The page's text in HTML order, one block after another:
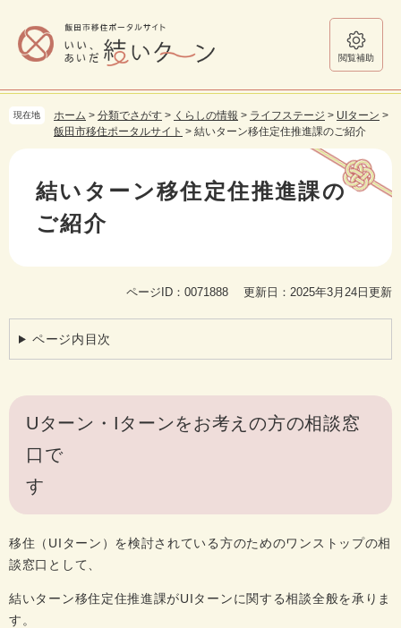
で
ば
て
閲覧補助
現在地 ホーム > 分類でさがす > くらしの情報 > ライフステージ > UIターン >
飯田市移住ポータルサイト > 結いターン移住定住推進課のご紹介
本
結いターン移住定住推進課の
ご紹介
ページID：0071888 更新日：2025年3月24日更新
ページ内目次
Uターン・Iターンをお考えの方の相談窓
口で
移住（UIターン）を検討されている方のためのワンストップの相
談窓口として、
結いターン移住定住推進課がUIターンに関する相談全般を承りま
す。